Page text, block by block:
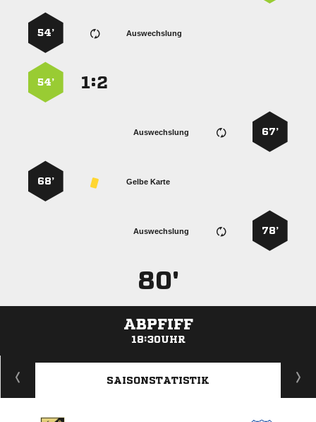
Auswechslung
54’
:
54’
67’
Auswechslung
Gelbe Karte
68’
78’
Auswechslung
80'
ABPFIFF
18:30UHR
ANZEIGE
SAISONSTATISTIK